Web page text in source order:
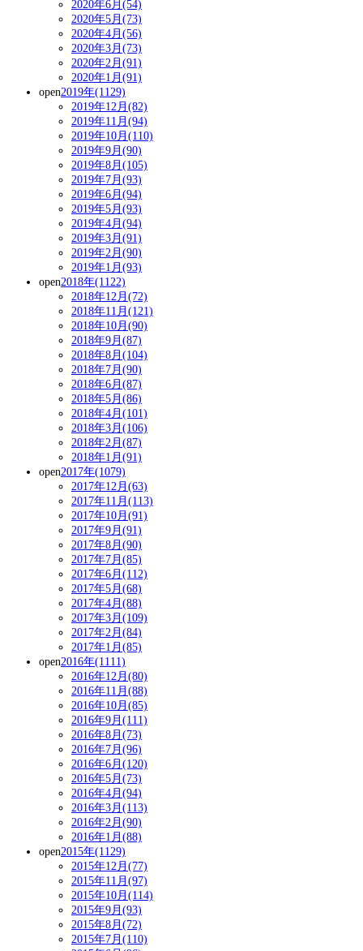
2020年6月(54)
2020年5月(73)
2020年4月(56)
2020年3月(73)
2020年2月(91)
2020年1月(91)
open2019年(1129)
2019年12月(82)
2019年11月(94)
2019年10月(110)
2019年9月(90)
2019年8月(105)
2019年7月(93)
2019年6月(94)
2019年5月(93)
2019年4月(94)
2019年3月(91)
2019年2月(90)
2019年1月(93)
open2018年(1122)
2018年12月(72)
2018年11月(121)
2018年10月(90)
2018年9月(87)
2018年8月(104)
2018年7月(90)
2018年6月(87)
2018年5月(86)
2018年4月(101)
2018年3月(106)
2018年2月(87)
2018年1月(91)
open2017年(1079)
2017年12月(63)
2017年11月(113)
2017年10月(91)
2017年9月(91)
2017年8月(90)
2017年7月(85)
2017年6月(112)
2017年5月(68)
2017年4月(88)
2017年3月(109)
2017年2月(84)
2017年1月(85)
open2016年(1111)
2016年12月(80)
2016年11月(88)
2016年10月(85)
2016年9月(111)
2016年8月(73)
2016年7月(96)
2016年6月(120)
2016年5月(73)
2016年4月(94)
2016年3月(113)
2016年2月(90)
2016年1月(88)
open2015年(1129)
2015年12月(77)
2015年11月(97)
2015年10月(114)
2015年9月(93)
2015年8月(72)
2015年7月(110)